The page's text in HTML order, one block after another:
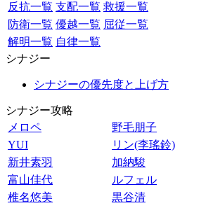
反抗一覧 支配一覧 救援一覧
防衛一覧 優越一覧 屈従一覧
解明一覧 自律一覧
シナジー
シナジーの優先度と上げ方
シナジー攻略
メロペ
野毛朋子
YUI
リン(李瑤鈴)
新井素羽
加納駿
富山佳代
ルフェル
椎名悠美
黒谷清